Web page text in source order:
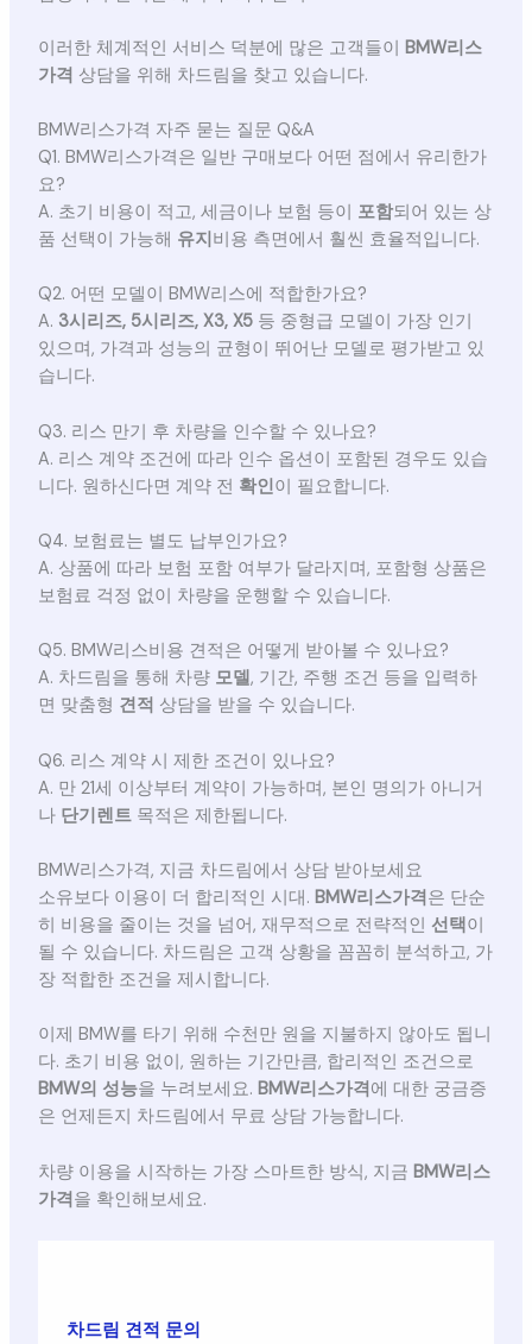
이러한 체계적인 서비스 덕분에 많은 고객들이 BMW리스
가격 상담을 위해 차드림을 찾고 있습니다.
BMW리스가격 자주 묻는 질문 Q&A
Q1. BMW리스가격은 일반 구매보다 어떤 점에서 유리한가
요?
A. 초기 비용이 적고, 세금이나 보험 등이 포함되어 있는 상
품 선택이 가능해 유지 비용 측면에서 훨씬 효율적입니다.
Q2. 어떤 모델이 BMW리스에 적합한가요?
A. 3시리즈, 5시리즈, X3, X5등 중형급 모델이 가장 인기
있으며, 가격과 성능의 균형이 뛰어난 모델로 평가받고 있
습니다.
Q3. 리스 만기 후 차량을 인수할 수 있나요?
A. 리스 계약 조건에 따라 인수 옵션이 포함된 경우도 있습
니다. 원하신다면 계약 전 확인이 필요합니다.
Q4. 보험료는 별도 납부인가요?
A. 상품에 따라 보험 포함 여부가 달라지며, 포함형 상품은
보험료 걱정 없이 차량을 운행할 수 있습니다.
Q5. BMW리스비용 견적은 어떻게 받아볼 수 있나요?
A. 차드림을 통해 차량 모델, 기간, 주행 조건 등을 입력하
면 맞춤형 견적 상담을 받을 수 있습니다.
Q6. 리스 계약 시 제한 조건이 있나요?
A. 만 21세 이상부터 계약이 가능하며, 본인 명의가 아니거
나 단기렌트목적은 제한됩니다.
BMW리스가격, 지금 차드림에서 상담 받아보세요
소유보다 이용이 더 합리적인 시대. BMW리스가격 은 단순
히 비용을 줄이는 것을 넘어, 재무적으로 전략적인 선택 이
될 수 있습니다. 차드림은 고객 상황을 꼼꼼히 분석하고, 가
장 적합한 조건을 제시합니다.
이제 BMW를 타기 위해 수천만 원을 지불하지 않아도 됩니
다. 초기 비용 없이, 원하는 기간만큼, 합리적인 조건으로
BMW의 성능을 누려보세요. BMW리스가격 에 대한 궁금증
은 언제든지 차드림에서 무료 상담 가능합니다.
차량 이용을 시작하는 가장 스마트한 방식, 지금 BMW리스
가격 을 확인해보세요.
차드림 견적 문의